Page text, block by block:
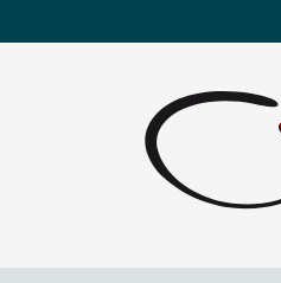
zum